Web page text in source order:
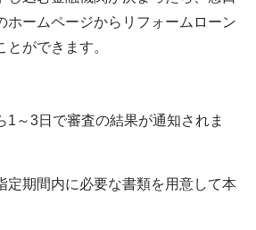
ホームページからリフォームローン
ができます。
1～3日で審査の結果が通知されま
定期間内に必要な書類を用意して本